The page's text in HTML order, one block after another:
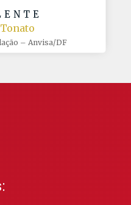
– Anvisa/DF